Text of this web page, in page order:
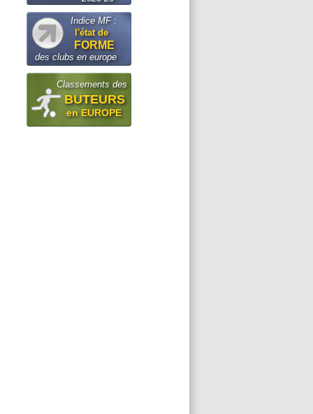
Indice MF :
l'état de
FORME
des clubs en europe
Classements des
BUTEURS
en EUROPE